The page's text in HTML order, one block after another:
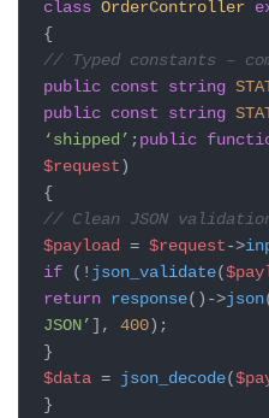
class OrderController
{
// Typed constants –
public const string
public const string
‘shipped’ ; public
$request)
{
// Clean JSON
$payload = $request->
if (! json_validate(
return response()->json
JSON’ ], 400);
}
$data = json_decode(
}